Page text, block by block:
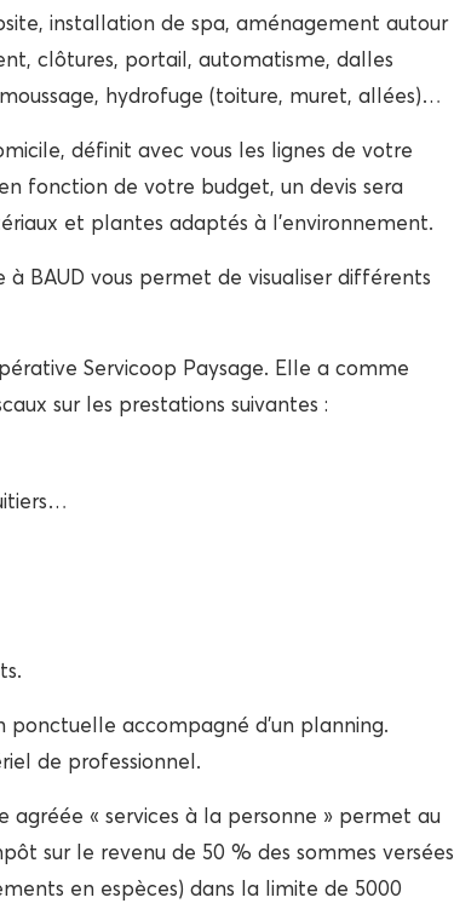
installation de spa, aménagement autour
clôtures, portail, automatisme, dalles
hydrofuge (toiture, muret, allées)…
définit avec vous les lignes de votre
fonction de votre budget, un devis sera
et plantes adaptés à l’environnement.
BAUD vous permet de visualiser différents
Servicoop Paysage. Elle a comme
sur les prestations suivantes :
accompagné d’un planning.
de professionnel.
agréée « services à la personne » permet au
sur le revenu de 50 % des sommes versées
en espèces) dans la limite de 5000